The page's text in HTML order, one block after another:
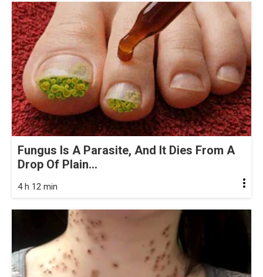
Fungus Is A Parasite, And It Dies From A
Drop Of Plain...
4 h 12 min